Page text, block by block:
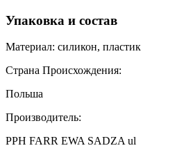
Упаковка и состав
Материал: силикон, пластик
Страна Происхождения:
Польша
Производитель:
PPH FARR EWA SADZA ul